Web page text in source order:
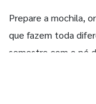
Prepare a mochila,
que fazem toda
semestre com o pé